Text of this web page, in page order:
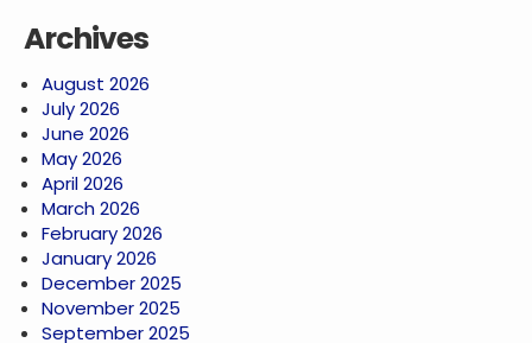
Archives
August 2026
July 2026
June 2026
May 2026
April 2026
March 2026
February 2026
January 2026
December 2025
November 2025
September 2025